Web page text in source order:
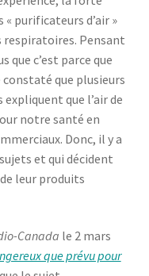
purificateurs d’air »
respiratoires. Pensant
c’est parce que
que plusieurs
que l’air de
notre santé en
Donc, il y a
et qui décident
leur produits
Canada le 2 mars
que prévu pour